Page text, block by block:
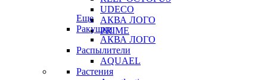
UDECO
АКВА ЛОГО
PRIME
Еще
Ракушки
АКВА ЛОГО
Распылители
AQUAEL
Растения